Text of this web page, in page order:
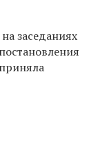
заседаниях